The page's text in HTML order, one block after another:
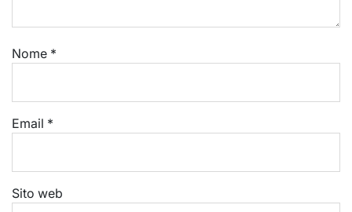
Nome *
Email *
Sito web